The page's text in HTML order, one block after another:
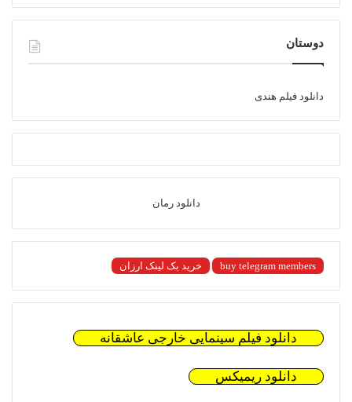
دوستان
دانلود فیلم هندی
دانلود رمان
buy telegram members خرید بک لینک ارزان
دانلود فیلم سینمایی خارجی عاشقانه
دانلود ریمیکس